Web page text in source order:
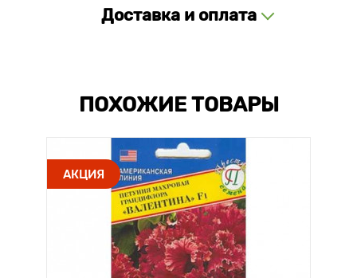
Доставка и оплата
ПОХОЖИЕ ТОВАРЫ
АКЦИЯ